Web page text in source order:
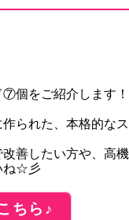
個をご紹介します！
られた、本格的な
善したい方や、高
ね☆彡
ちら♪